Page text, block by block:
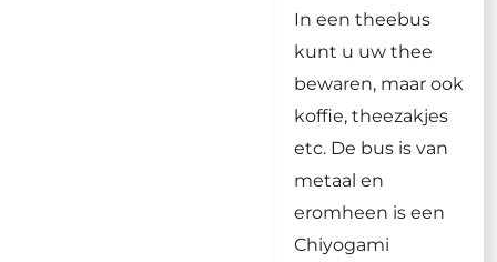
In een theebus
kunt u uw thee
bewaren, maar ook
koffie, theezakjes
etc. De bus is van
metaal en
eromheen is een
Chiyogami